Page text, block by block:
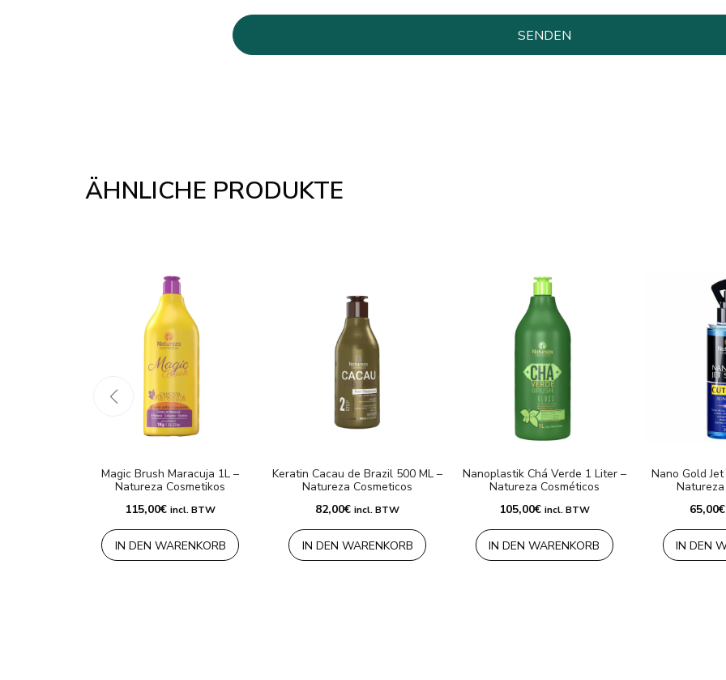
ÄHNLICHE PRODUKTE
Magic Brush Maracuja 1L –
Natureza Cosmetikos
115,00€ incl. BTW
IN DEN WARENKORB
Keratin Cacau de Brazil 500 ML –
Natureza Cosmeticos
82,00€ incl. BTW
IN DEN WARENKORB
Nanoplastik Chá Verde 1 Liter –
Natureza Cosméticos
105,00€ incl. BTW
IN DEN WARENKORB
Nano Gold
65,00€
IN DEN